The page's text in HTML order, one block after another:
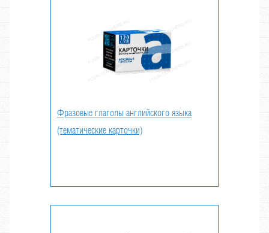
Фразовые глаголы английского языка
(тематические карточки)